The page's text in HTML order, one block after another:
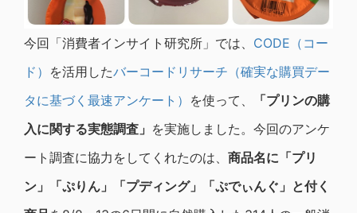
今回「消費者インサイト研究所」では、 CODE（コー
ド） を活用したバーコードリサーチ（確実な購買デー
タに基づく最速アンケート） を使って、
「プリンの購
入に関する実態調査」 を実施しました。今回のアンケ
ート調査に協力をしてくれたのは、 商品名に「プリ
ン」「ぷりん」「プディング」「ぷでぃんぐ」と付く